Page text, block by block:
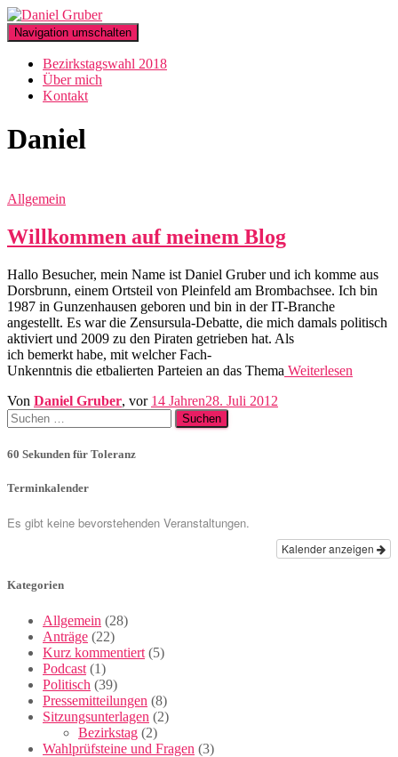
Navigation umschalten
Bezirkstagswahl 2018
Über mich
Kontakt
Daniel
Allgemein
Willkommen auf meinem Blog
Hallo Besucher, mein Name ist Daniel Gruber und ich komme aus
Dorsbrunn, einem Ortsteil von Pleinfeld am Brombachsee. Ich bin
1987 in Gunzenhausen geboren und bin in der IT-Branche
angestellt. Es war die Zensursula-Debatte, die mich damals politisch
aktiviert und 2009 zu den Piraten getrieben hat. Als
ich bemerkt habe, mit welcher Fach-
Unkenntnis die etbalierten Parteien an das Thema Weiterlesen
Von Daniel Gruber, vor 14 Jahren28. Juli 2012
Suchen
nach:
60 Sekunden für Toleranz
Terminkalender
Es gibt keine bevorstehenden Veranstaltungen.
Kalender anzeigen
Kategorien
Allgemein (28)
Anträge (22)
Kurz kommentiert (5)
Podcast (1)
Politisch (39)
Pressemitteilungen (8)
Sitzungsunterlagen (2)
Bezirkstag (2)
Wahlprüfsteine und Fragen (3)